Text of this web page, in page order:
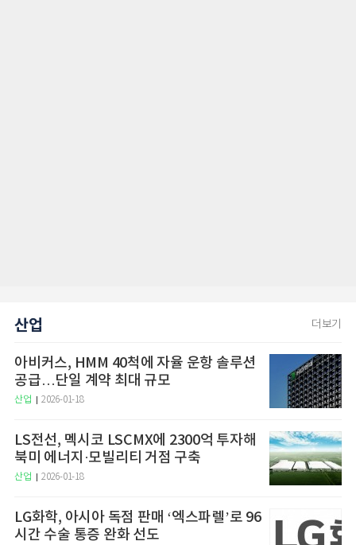
산업 더보기
아비커스, HMM 40척에 자율 운항 솔루션
공급…단일 계약 최대 규모
산업 2026-01-18
LS전선, 멕시코 LSCMX에 2300억 투자해
북미 에너지·모빌리티 거점 구축
산업 2026-01-18
LG화학, 아시아 독점 판매 ‘엑스파렐’로 96
시간 수술 통증 완화 선도